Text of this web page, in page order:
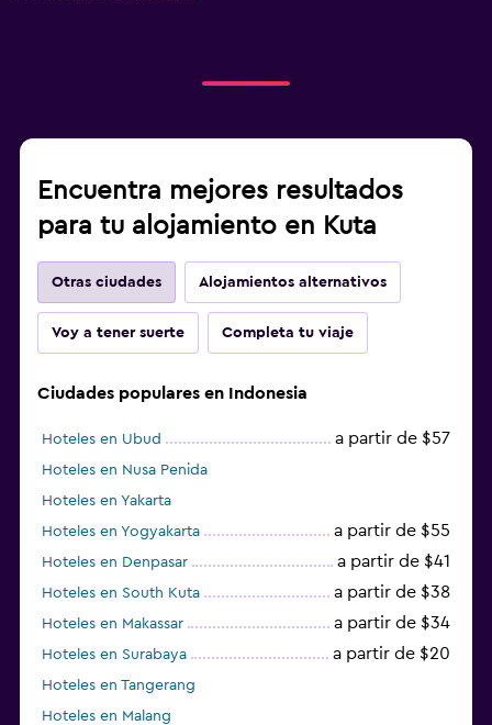
Encuentra mejores resultados
para tu alojamiento en Kuta
Otras ciudades Alojamientos alternativos
Voy a tener suerte Completa tu viaje
Ciudades populares en Indonesia
Hoteles en Ubud a partir de $57
Hoteles en Nusa Penida
Hoteles en Yakarta
Hoteles en Yogyakarta
a partir de $55
Hoteles en Denpasar a partir de $41
Hoteles en South Kuta a partir de $38
Hoteles en Makassar a partir de $34
Hoteles en Surabaya a partir de $20
Hoteles en Tangerang
Hoteles en Malang